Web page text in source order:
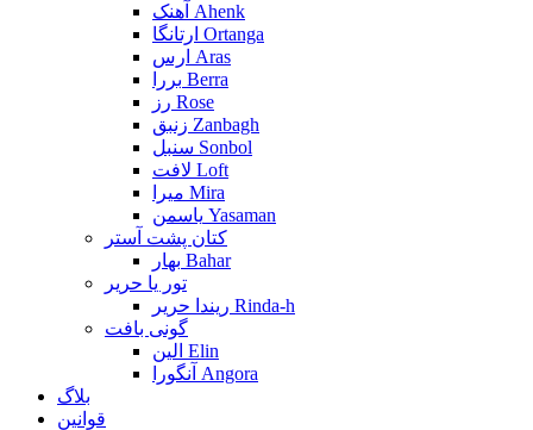
آهنک Ahenk
ارتانگا Ortanga
ارس Aras
بررا Berra
رز Rose
زنبق Zanbagh
سنبل Sonbol
لافت Loft
میرا Mira
یاسمن Yasaman
کتان پشت آستر
بهار Bahar
تور یا حریر
ریندا حریر Rinda-h
گونی بافت
الین Elin
آنگورا Angora
بلاگ
قوانین